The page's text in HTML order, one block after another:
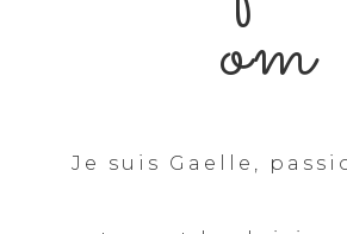
om
Je suis Gaelle,